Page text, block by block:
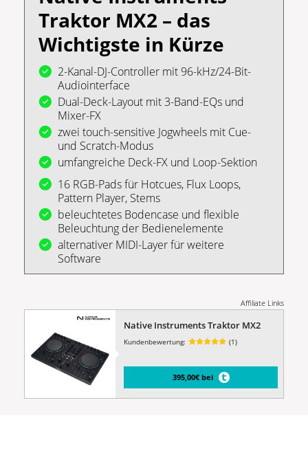
Traktor MX2 – das
Wichtigste in Kürze
2-Kanal-DJ-Controller mit 96-kHz/24-Bit-
Audiointerface
Dual-Deck-Layout mit 3-Band-EQs und
Mixer-FX
zwei touch-sensitive Jogwheels mit Cue-
und Scratch-Modus
umfangreiche Deck-FX und Loop-Sektion
16 RGB-Pads für Hotcues, Flux Loops,
Pattern Player, Stems
beleuchtetes Bodencase und flexible
Beleuchtung der Bedienelemente
alternativer MIDI-Layer für weitere
Software
Affiliate Links
Native Instruments Traktor MX2
Kundenbewertung: (1)
395,00€ bei